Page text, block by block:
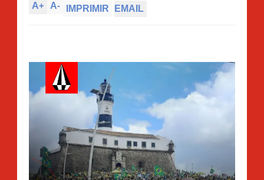
A+ A- IMPRIMIR EMAIL